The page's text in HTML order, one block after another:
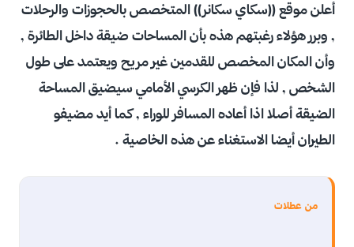
أعلن موقع ((سكاي سكانر)) المتخصص بالحجوزات والرحلات
, وبرر هؤلاء رغبتهم هذه بأن المساحات ضيقة داخل الطائرة ,
وأن المكان المخصص للقدمين غير مريح ويعتمد على طول
الشخص , لذا فإن ظهر الكرسي الأمامي سيضيق المساحة
الضيقة أصلا اذا أعاده المسافر للوراء , كما أيد مضيفو
الطيران أيضا الاستغناء عن هذه الخاصية .
من عطلات